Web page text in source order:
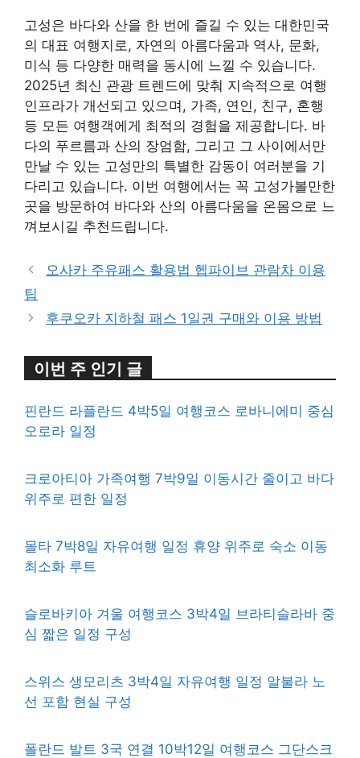
고성은 바다와 산을 한 번에 즐길 수 있는 대한민국
의 대표 여행지로, 자연의 아름다움과 역사, 문화,
미식 등 다양한 매력을 동시에 느낄 수 있습니다.
2025년 최신 관광 트렌드에 맞춰 지속적으로 여행
인프라가 개선되고 있으며, 가족, 연인, 친구, 혼행
등 모든 여행객에게 최적의 경험을 제공합니다. 바
다의 푸르름과 산의 장엄함, 그리고 그 사이에서만
만날 수 있는 고성만의 특별한 감동이 여러분을 기
다리고 있습니다. 이번 여행에서는 꼭 고성가볼만한
곳을 방문하여 바다와 산의 아름다움을 온몸으로 느
껴보시길 추천드립니다.
오사카 주유패스 활용법 헵파이브 관람차 이용
팁
후쿠오카 지하철 패스 1일권 구매와 이용 방법
이번 주 인기 글
핀란드 라플란드 4박5일 여행코스 로바니에미 중심
오로라 일정
크로아티아 가족여행 7박9일 이동시간 줄이고 바다
위주로 편한 일정
몰타 7박8일 자유여행 일정 휴양 위주로 숙소 이동
최소화 루트
슬로바키아 겨울 여행코스 3박4일 브라티슬라바 중
심 짧은 일정 구성
스위스 생모리츠 3박4일 자유여행 일정 알불라 노
선 포함 현실 구성
폴란드 발트 3국 연결 10박12일 여행코스 그단스크